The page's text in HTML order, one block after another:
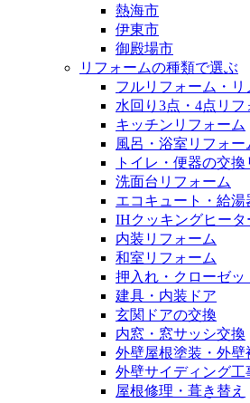
熱海市
伊東市
御殿場市
リフォームの種類で選ぶ
フルリフォーム・リ
水回り3点・4点リフ
キッチンリフォーム
風呂・浴室リフォー
トイレ・便器の交
洗面台リフォーム
エコキュート・給
IHクッキングヒータ
内装リフォーム
和室リフォーム
押入れ・クローゼッ
建具・内装ドア
玄関ドアの交換
内窓・窓サッシ交換
外壁屋根塗装・外壁
外壁サイディング工
屋根修理・葺き替え